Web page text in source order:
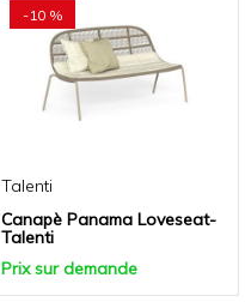
-10 %
Talenti
Canapè Panama Loveseat-
Talenti
Prix sur demande